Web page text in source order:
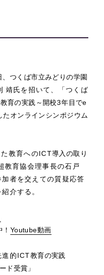
、つくば市立みどりの学園
靖氏を招いて、「つくば
教育の実践～開校3年目でe
オンラインシンポジウム
教育へのICT導入の取り
教育協会理事長の石戸
者を交えての質疑応答
介する。
Youtube動画
進的ICT教育の実践
ド受賞 」